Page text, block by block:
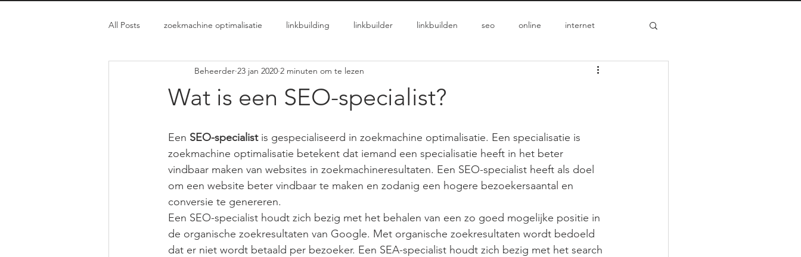
All Posts zoekmachine optimalisatie linkbuilding linkbuilder linkbuilden seo online internet
expert Den Haag Rotterdam optimalisatie
website laten maken infographic infographic laten maken animatiefilm animatiestudio
Wat is een SEO-specialist?
Beheerder 23 jan 2020 2 minuten om te lezen
Een SEO-specialist is gespecialiseerd in zoekmachine optimalisatie. Een specialisatie is
zoekmachine optimalisatie betekent dat iemand een specialisatie heeft in het beter
vindbaar maken van websites in zoekmachineresultaten. Een SEO-specialist heeft als doel
om een website beter vindbaar te maken en zodanig een hogere bezoekersaantal en
conversie te genereren.
Een SEO-specialist houdt zich bezig met het behalen van een zo goed mogelijke positie in
de organische zoekresultaten van Google. Met organische zoekresultaten wordt bedoeld
dat er niet wordt betaald per bezoeker. Een SEA-specialist houdt zich bezig met het search